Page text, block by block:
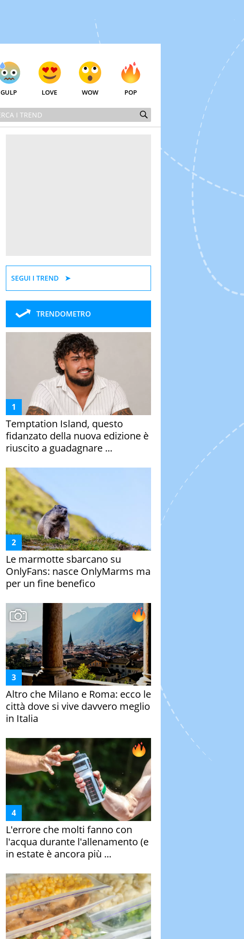
GULP LOVE WOW POP
SEGUI I TREND
TRENDOMETRO
Temptation Island, questo
fidanzato della nuova edizione è
riuscito a guadagnare ...
Le marmotte sbarcano su
OnlyFans: nasce OnlyMarms ma
per un fine benefico
Altro che Milano e Roma: ecco le
città dove si vive davvero meglio
in Italia
L'errore che molti fanno con
l'acqua durante l'allenamento (e
in estate è ancora più ...